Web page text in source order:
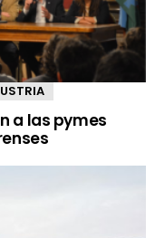
a las pymes